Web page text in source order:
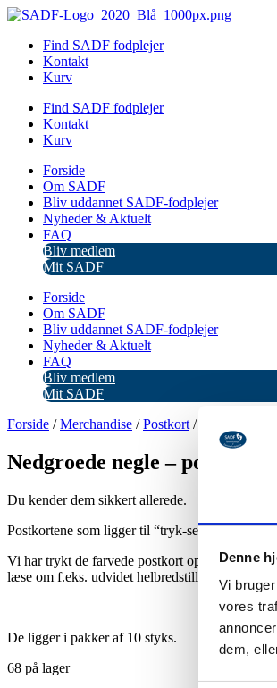
Denne
Vi
vores
dem,
Videre
indholdFind SADF fodplejer
Kontakt
Kurv
Find SADF fodplejer
Kontakt
Kurv
Forside
Om SADF
Bliv uddannet SADF-fodplejer
Nyheder & Aktuelt
FAQ
Bliv medlem
Mit SADF
Forside
Om SADF
Bliv uddannet SADF-fodplejer
Nyheder & Aktuelt
FAQ
Bliv medlem
Mit SADF
Forside /Merchandise /Postkort / Nedgroede
Nedgroede negle – postkort
Du kender dem sikkert allerede.
Postkortene som ligger til “tryk-selv” brug.
Vi har trykt de farvede postkort op i en lækker
læse om f.eks. udvidet helbredstillæg.
De ligger i pakker af 10 styks.
68 på lager